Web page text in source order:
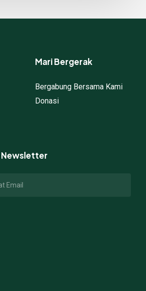
Mari Bergerak
Bergabung Bersama Kami
Donasi
Newsletter